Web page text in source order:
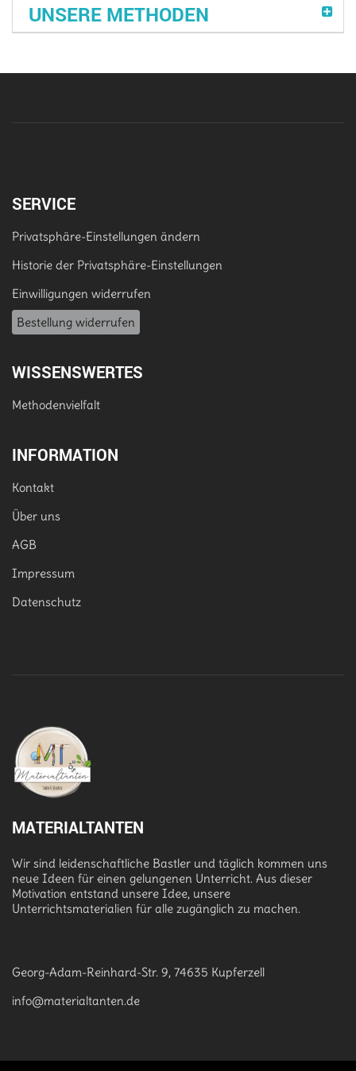
UNSERE METHODEN
SERVICE
Privatsphäre-Einstellungen ändern
Historie der Privatsphäre-Einstellungen
Einwilligungen widerrufen
Bestellung widerrufen
WISSENSWERTES
Methodenvielfalt
INFORMATION
Kontakt
Über uns
AGB
Impressum
Datenschutz
MATERIALTANTEN
Wir sind leidenschaftliche Bastler und täglich kommen uns
neue Ideen für einen gelungenen Unterricht. Aus dieser
Motivation entstand unsere Idee, unsere
Unterrichtsmaterialien für alle zugänglich zu machen.
Georg-Adam-Reinhard-Str. 9, 74635 Kupferzell
info@materialtanten.de